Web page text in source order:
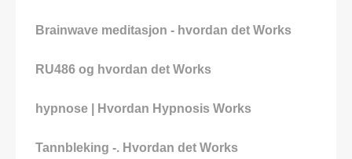
Brainwave meditasjon - hvordan det Works
RU486 og hvordan det Works
hypnose | Hvordan Hypnosis Works
Tannbleking -. Hvordan det Works